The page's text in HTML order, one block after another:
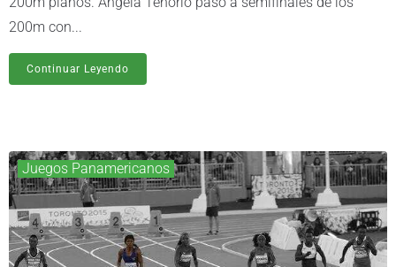
200m con...
Continuar Leyendo
Juegos Panamericanos